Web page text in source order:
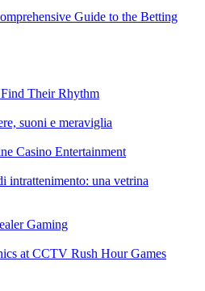
Guide to the Betting
Their Rhythm
suoni e meraviglia
Casino Entertainment
intrattenimento: una vetrina
Gaming
at CCTV Rush Hour Games